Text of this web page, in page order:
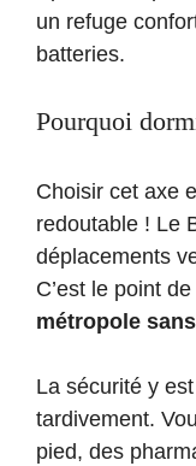
un refuge
batteries.
Pourquoi
Choisir cet axe
redoutable ! Le
déplacements
C’est le point
métropole
La sécurité y
tardivement.
pied, des